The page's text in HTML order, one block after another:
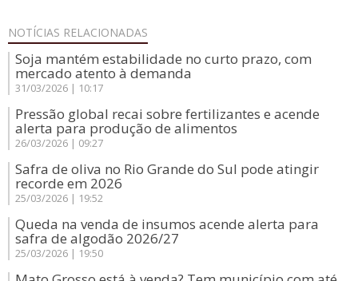
NOTÍCIAS RELACIONADAS
Soja mantém estabilidade no curto prazo, com
mercado atento à demanda
31/03/2026 | 10:17
Pressão global recai sobre fertilizantes e acende
alerta para produção de alimentos
26/03/2026 | 09:27
Safra de oliva no Rio Grande do Sul pode atingir
recorde em 2026
25/03/2026 | 19:52
Queda na venda de insumos acende alerta para
safra de algodão 2026/27
25/03/2026 | 19:50